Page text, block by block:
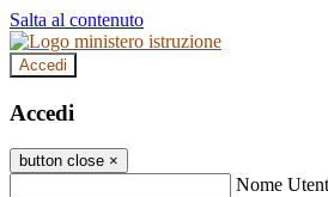
Salta al contenuto
Accedi
Accedi
button close ×
Nome